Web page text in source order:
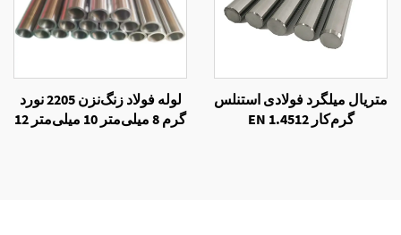
متریال میلگرد فولادی استنلس
گرم‌کار EN 1.4512
لوله فولاد زنگ‌نزن 2205 نورد
گرم 8 میلی‌متر 10 میلی‌متر 12